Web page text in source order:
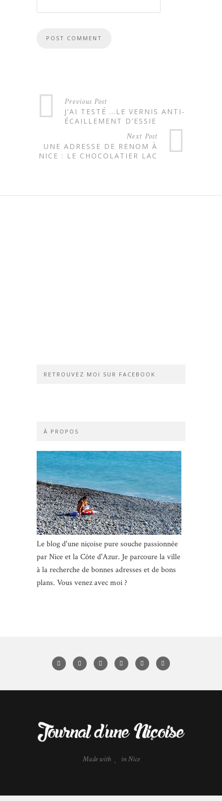
Previous Post
J’AI TESTÉ …LE VERNIS ANTI-
ÉCAILLEMENT D’ESSIE
Next Post
UNE ADRESSE DE RENOM À
NICE : LE CHOCOLATIER LAC
RETROUVEZ MOI SUR FACEBOOK
À PROPOS
Le blog d'une niçoise pure souche passionnée
par Nice et la Côte d'Azur. Je parcoure la ville
à la recherche de bonnes adresses et de bons
plans. Vous venez avec moi ?
Made with in Nice